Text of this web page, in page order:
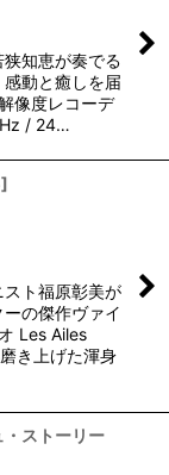
狭知恵が奏でる
動と癒しを届
像度レコーデ
/ 24…
]
ト福原彰美が
の傑作ヴァイ
Les Ailes
き上げた渾身
ストーリー